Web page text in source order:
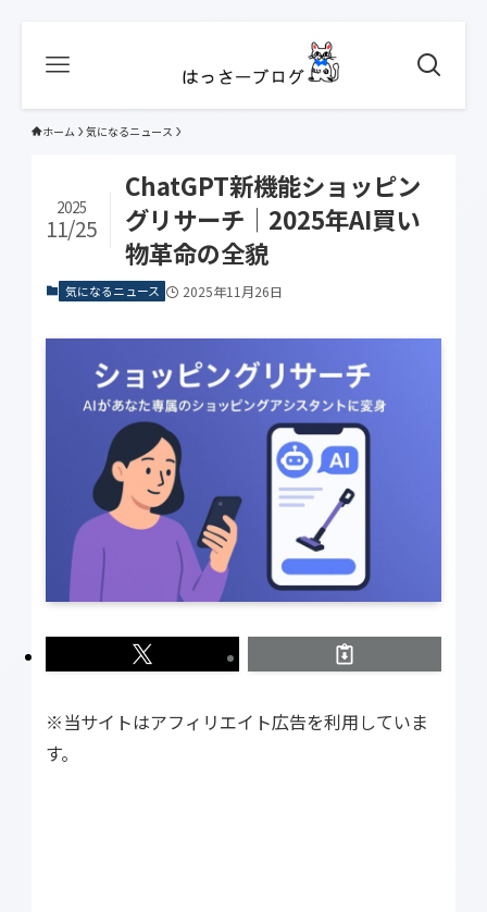
ホーム 気になるニュース
ChatGPT新機能ショッピン
グリサーチ│2025年AI買い
物革命の全貌
2025
11/25
気になるニュース 2025年11月26日
※当サイトはアフィリエイト広告を利用していま
す。